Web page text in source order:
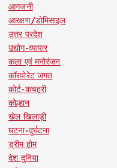
आगजनी
आरक्षण/डोमिसाइल
उत्तर प्रदेश
उद्योग-व्यापार
कला एवं मनोरंजन
कॉरपोरेट जगत
कोर्ट-कचहरी
कोल्हान
खेल खिलाड़ी
घटना-दुर्घटना
ड्रीम होम
देश दुनिया